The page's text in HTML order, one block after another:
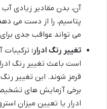
آن، بدن مقادیر زیادی آب
پتاسیم، را از دست می
می تواند عواقب جدی
تغییر رنگ ادرار: ترکیبات
است باعث تغییر رنگ
قرمز شوند. این تغییر
برخی آزمایش های
ادرار یا تعیین میزان